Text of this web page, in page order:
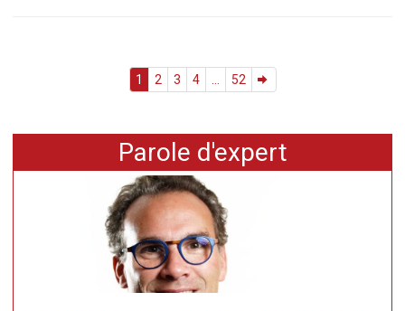
1 2 3 4 52
Parole d'expert